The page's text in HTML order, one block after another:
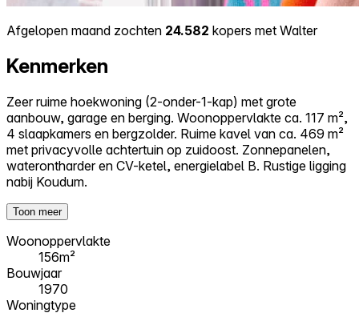
Afgelopen maand zochten 24.582 kopers met Walter
Kenmerken
Zeer ruime hoekwoning (2-onder-1-kap) met grote
aanbouw, garage en berging. Woonoppervlakte ca. 117 m²,
4 slaapkamers en bergzolder. Ruime kavel van ca. 469 m²
met privacyvolle achtertuin op zuidoost. Zonnepanelen,
waterontharder en CV-ketel, energielabel B. Rustige ligging
nabij Koudum.
Toon meer
Woonoppervlakte
156m²
Bouwjaar
1970
Woningtype